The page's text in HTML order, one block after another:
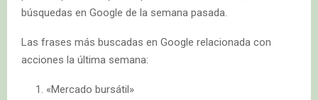
búsquedas en Google de la semana pasada.
Las frases más buscadas en Google relacionada con
acciones la última semana:
«Mercado bursátil»